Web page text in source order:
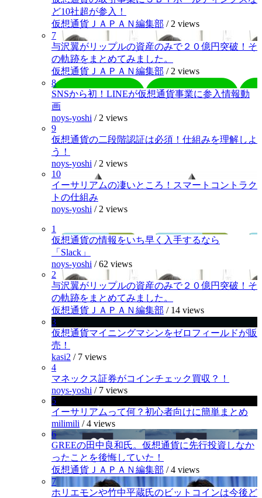
ど10社超が参入！
仮想通貨ＪＡＰＡＮ編集部 / 2 views
7
与沢翼がリップルの資産のみで２０億円突破！そ
の軌跡をまとめてみました。
仮想通貨ＪＡＰＡＮ編集部 / 2 views
8
SNSから初！LINEが仮想通貨事業に参入情報動
画
noys-yoshi / 2 views
9
仮想通貨の二段階認証は必須！仕組みを理解しよ
う！
noys-yoshi / 2 views
10
イーサリアムの凄いところ！スマートコントラク
トの仕組み
noys-yoshi / 2 views
1
仮想通貨の情報をいち早く入手するなら
「Slack」
noys-yoshi /62 views
2
与沢翼がリップルの資産のみで２０億円突破！そ
の軌跡をまとめてみました。
仮想通貨ＪＡＰＡＮ編集部 / 14 views
3
仮想通貨マイニングマシンをゼロフィールドが販
売！
kasi2 / 7 views
4
マネックス証券がコインチェック買収？！
noys-yoshi / 7 views
5
イーサリアムって何？初心者向けに簡単まとめ
milimili /4 views
6
GREEの田中良和氏。仮想通貨に先行投資しなか
ったことを後悔していた！
仮想通貨ＪＡＰＡＮ編集部 /4 views
7
ホリエモンや竹中平蔵氏のビットコインは今後ど